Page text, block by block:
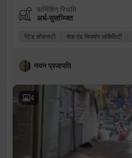
फर्निशिंग स्थिति
अर्ध-सुसज्जित
गेटेड सोसायटी सेफ़ एंड सिक्योर लोकैलिटी
नयन प्रजापति
4